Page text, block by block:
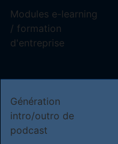
Modules e-learning
/ formation
d'entreprise
Génération
intro/outro de
podcast